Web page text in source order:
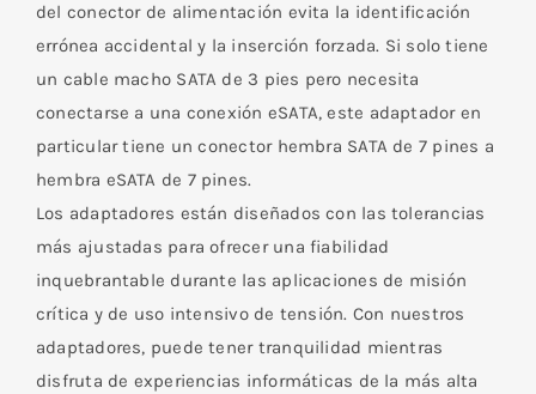
del conector de alimentación evita la identificación
errónea accidental y la inserción forzada. Si solo tiene
un cable macho SATA de 3 pies pero necesita
conectarse a una conexión eSATA, este adaptador en
particular tiene un conector hembra SATA de 7 pines a
hembra eSATA de 7 pines.
Los adaptadores están diseñados con las tolerancias
más ajustadas para ofrecer una fiabilidad
inquebrantable durante las aplicaciones de misión
crítica y de uso intensivo de tensión. Con nuestros
adaptadores, puede tener tranquilidad mientras
disfruta de experiencias informáticas de la más alta